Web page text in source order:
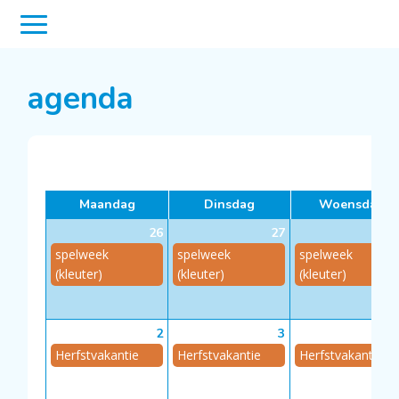
agenda
Maandag Dinsdag
Woensdag
26
spelweek
(kleuter)
27
spelweek
(kleuter)
spelweek
(kleuter)
2
Herfstvakantie
3
Herfstvakantie
Herfstvakantie